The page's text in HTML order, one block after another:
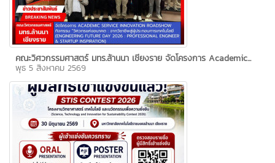
คณะวิศวกรรมศาสตร์ มทร.ล้านนา เชียงราย จัดโครงการ Academic...
พุธ 5 สิงหาคม 2569